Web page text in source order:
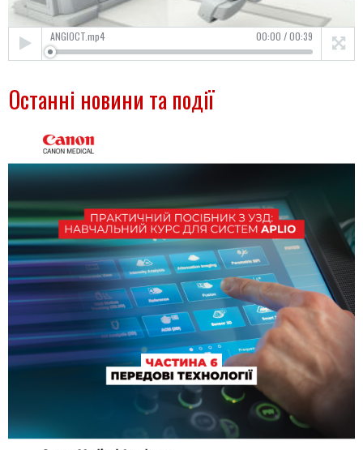
ANGIOCT.mp4 00:00 /00:39
Останні новини та події